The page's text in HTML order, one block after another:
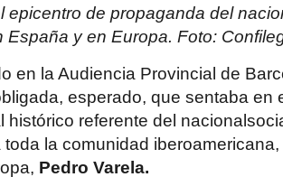
epicentro de propaganda del
España y en Europa. Foto:
en la Audiencia Provincial de
esperado, que sentaba en
histórico referente del
la comunidad
Pedro Varela.